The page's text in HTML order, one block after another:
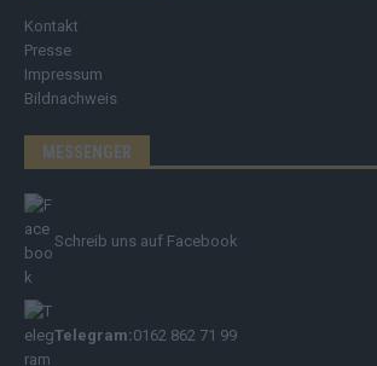
Kontakt
Presse
Impressum
Bildnachweis
MESSENGER
Schreib uns auf Facebook
Telegram:0162 862 71 99